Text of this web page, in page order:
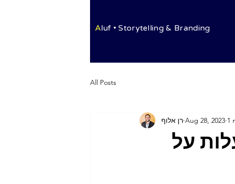
Aluf • Storytelling & Branding
All Posts
על
רן אלוף Aug 28, 2023 1